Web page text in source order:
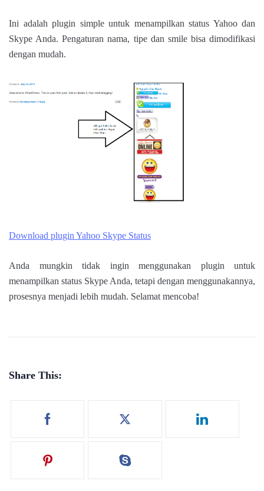
Ini adalah plugin simple untuk menampilkan status Yahoo dan
Skype Anda. Pengaturan nama, tipe dan smile bisa dimodifikasi
dengan mudah.
Download plugin Yahoo Skype Status
Anda mungkin tidak ingin menggunakan plugin untuk
menampilkan status Skype Anda, tetapi dengan menggunakannya,
prosesnya menjadi lebih mudah. Selamat mencoba!
Share This: